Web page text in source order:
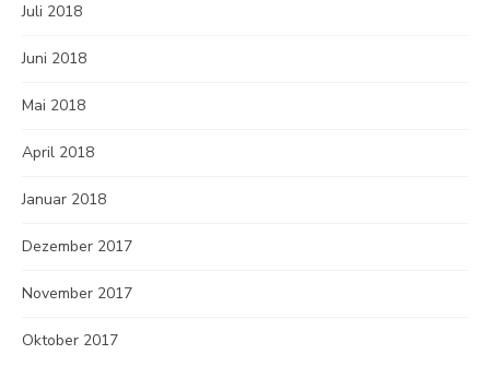
Juli 2018
Juni 2018
Mai 2018
April 2018
Januar 2018
Dezember 2017
November 2017
Oktober 2017